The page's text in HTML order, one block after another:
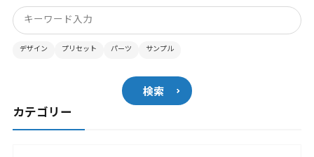
デザイン プリセット パーツ サンプル
検索
カテゴリー